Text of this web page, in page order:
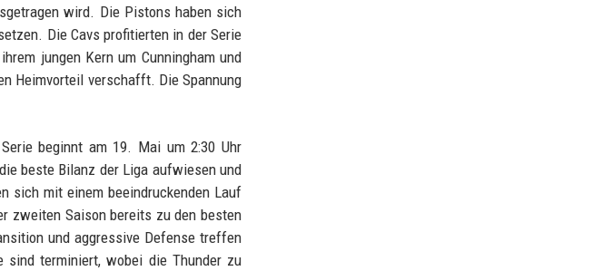
wird. Die Pistons haben sich
Die Cavs profitierten in der Serie
jungen Kern um Cunningham und
Heimvorteil verschafft. Die Spannung
beginnt am 19. Mai um 2:30 Uhr
beste Bilanz der Liga aufwiesen und
sich mit einem beeindruckenden Lauf
zweiten Saison bereits zu den besten
und aggressive Defense treffen
sind terminiert, wobei die Thunder zu